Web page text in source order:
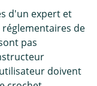
d'un expert et
de
pas
doivent